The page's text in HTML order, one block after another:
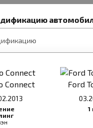
Connect Ford
1